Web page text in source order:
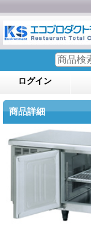
ログイン
商品詳細